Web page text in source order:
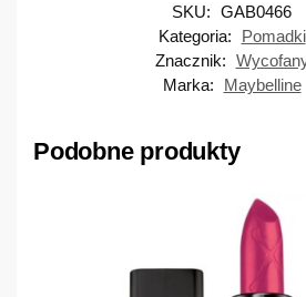
SKU: GAB0466
Kategoria:
Pomadki
Znacznik:
Marka:
Maybelline
Podobne produkty